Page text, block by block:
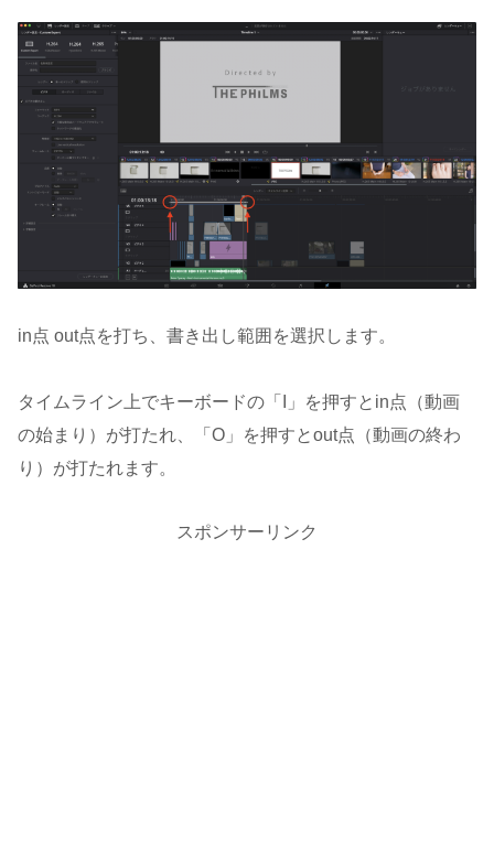
in点 out点を打ち、書き出し範囲を選択します。
タイムライン上でキーボードの「I」を押すとin点（動画
の始まり）が打たれ、「O」を押すとout点（動画の終わ
り）が打たれます。
スポンサーリンク